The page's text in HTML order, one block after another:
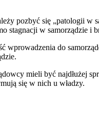
pozbyć się „patologii w
stagnacji w samorządzie i
do
mieli być najdłużej
się w nich u władzy.